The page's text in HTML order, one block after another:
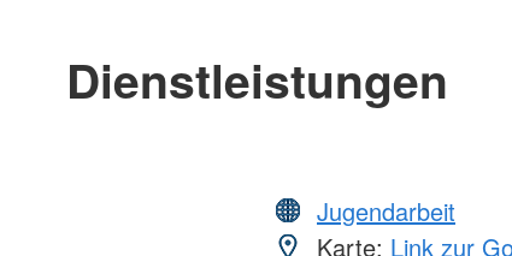
Dienstleistungen
Jugendarbeit
Karte: Link zur